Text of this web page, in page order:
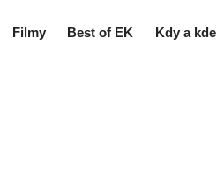
Filmy Best of EK Kdy a kde